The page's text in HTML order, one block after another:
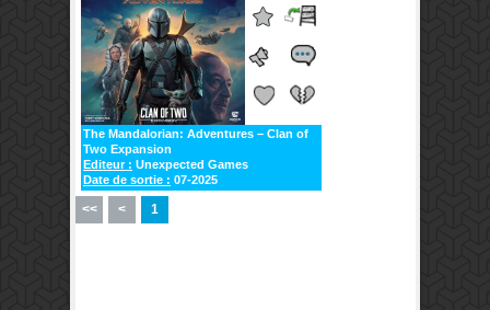
The Mandalorian: Adventures – Clan of
Two Expansion
Editeur : Unexpected Games
Date de sortie : 07-2025
<< < 1